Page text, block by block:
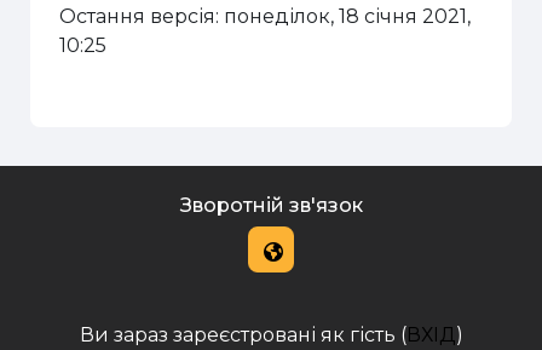
Остання версія: понеділок, 18 січня 2021,
10:25
Зворотній зв'язок
Ви зараз зареєстровані як гість (ВХІД )